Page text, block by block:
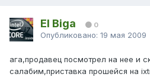
El Biga 0
Опубликовано: 19 мая 2009
ага,продавец посмотрел на нее и
салабим,приставка прошейся на